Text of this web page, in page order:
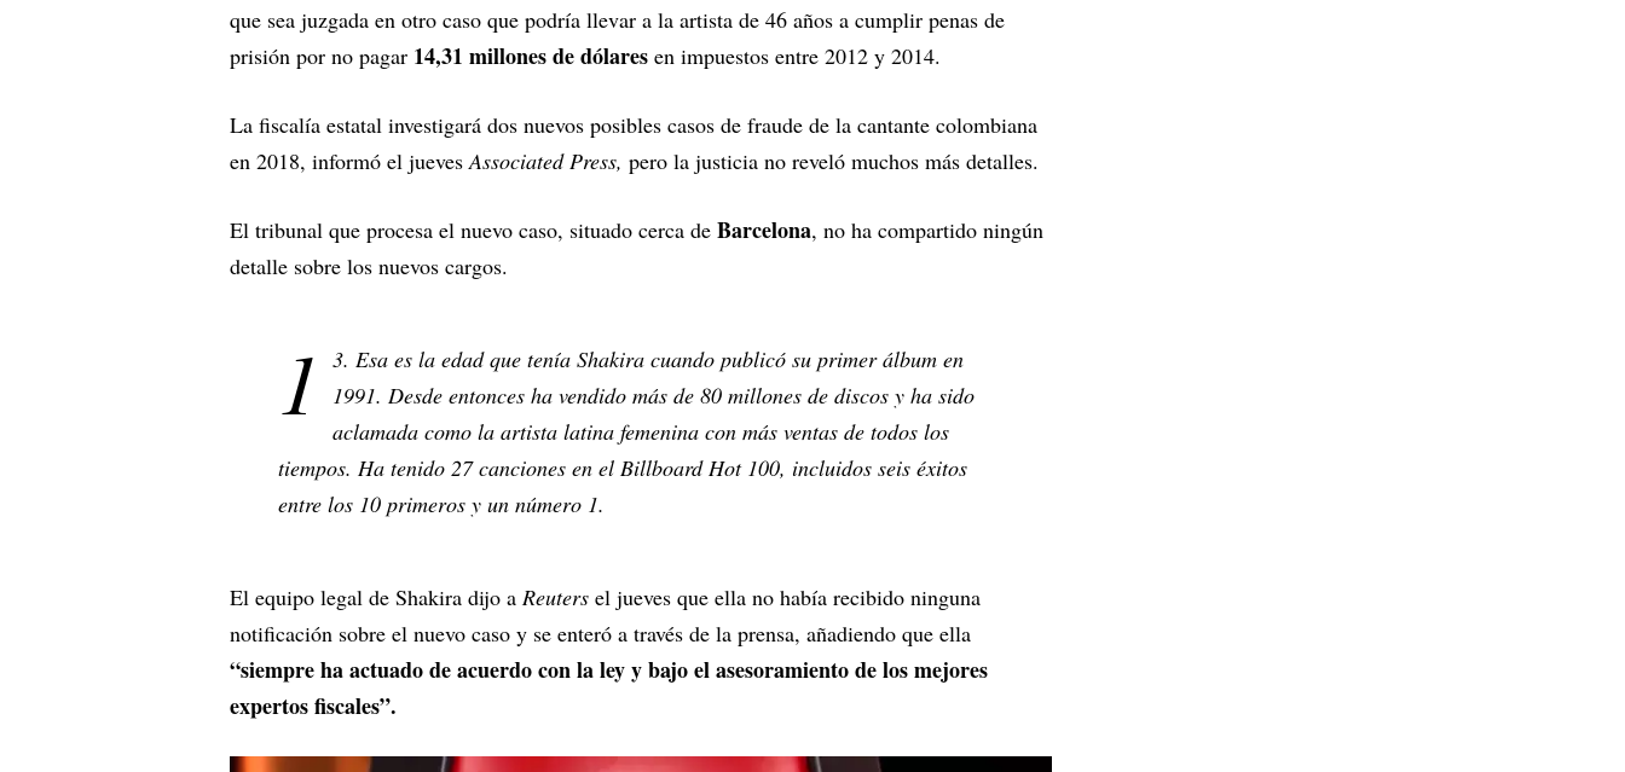
que sea juzgada en otro caso que podría llevar a la artista de 46 años a cumplir penas de
prisión por no pagar 14,31 millones de dólares en impuestos entre 2012 y 2014.
La fiscalía estatal investigará dos nuevos posibles casos de fraude de la cantante colombiana
en 2018, informó el juevesAssociated Press, pero la justicia no reveló muchos más detalles.
El tribunal que procesa el nuevo caso, situado cerca de Barcelona, no ha compartido ningún
detalle sobre los nuevos cargos.
1
3. Esa es la edad que tenía Shakira cuando publicó su primer álbum en
1991. Desde entonces ha vendido más de 80 millones de discos y ha sido
aclamada como la artista latina femenina con más ventas de todos los
tiempos. Ha tenido 27 canciones en el Billboard Hot 100, incluidos seis éxitos
entre los 10 primeros y un número 1.
El equipo legal de Shakira dijo a Reuters el jueves que ella no había recibido ninguna
notificación sobre el nuevo caso y se enteró a través de la prensa, añadiendo que ella
“siempre ha actuado de acuerdo con la ley y bajo el asesoramiento de los mejores
expertos fiscales”.